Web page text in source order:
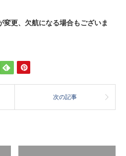
変更、欠航になる場合もございま
次の記事